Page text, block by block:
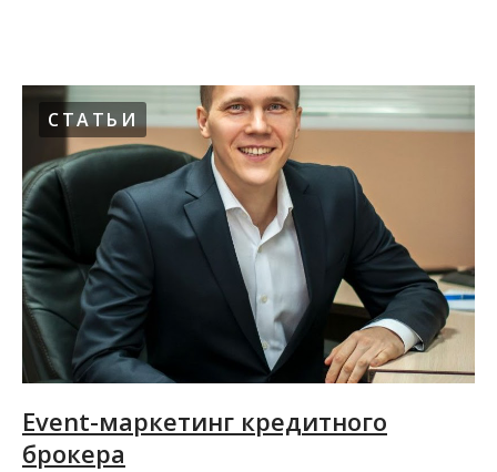
СТАТЬИ
Event-маркетинг кредитного
брокера